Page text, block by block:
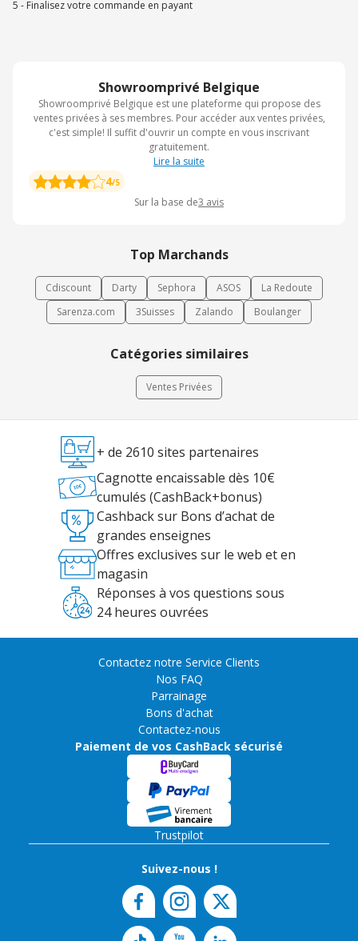
Showroomprivé Belgique
Showroomprivé Belgique est une plateforme qui propose des
ventes privées à ses membres. Pour accéder aux ventes privées,
c'est simple! Il suffit d'ouvrir un compte en vous inscrivant
gratuitement.
Lire la suite
4/5
Sur la base de3 avis
Top Marchands
Cdiscount Darty Sephora ASOS
La Redoute
Sarenza.com
3Suisses Zalando Boulanger
Catégories similaires
Ventes Privées
5 - Finalisez votre commande en payant
+ de 2610 sites partenaires
Cagnotte encaissable dès 10€
cumulés (CashBack+bonus)
Cashback sur Bons d’achat de
grandes enseignes
Offres exclusives sur le web et en
magasin
Réponses à vos questions sous
24 heures ouvrées
Contactez notre Service Clients
Nos FAQ
Parrainage
Bons d'achat
Contactez-nous
Paiement de vos CashBack sécurisé
Trustpilot
Suivez-nous !